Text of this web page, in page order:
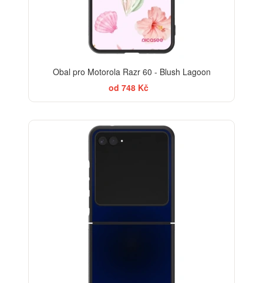
Obal pro Motorola Razr 60 - Blush Lagoon
od 748 Kč